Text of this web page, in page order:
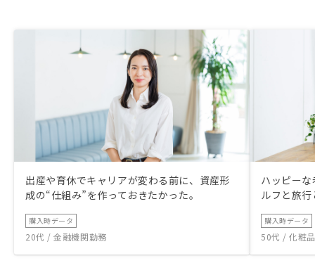
出産や育休でキャリアが変わる前に、資産形
成の“仕組み”を作っておきたかった。
購入時データ
20代 / 金融機関勤務
ハッピー
ルフと旅
購入時データ
50代 / 化粧